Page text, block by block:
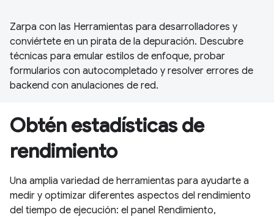
Zarpa con las Herramientas para desarrolladores y
conviértete en un pirata de la depuración. Descubre
técnicas para emular estilos de enfoque, probar
formularios con autocompletado y resolver errores de
backend con anulaciones de red.
Obtén estadísticas de
rendimiento
Una amplia variedad de herramientas para ayudarte a
medir y optimizar diferentes aspectos del rendimiento
del tiempo de ejecución: el panel Rendimiento,